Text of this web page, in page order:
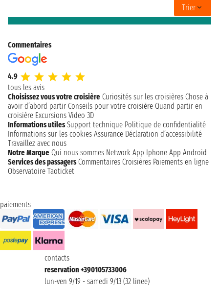
Trier
Commentaires
4.9
tous les avis
Choisissez vous votre croisière Curiosités sur les croisières Chose à
avoir d’abord partir Conseils pour votre croisière Quand partir en
croisière Excursions Video 3D
Informations utiles Support technique Politique de confidentialité
Informations sur les cookies Assurance Déclaration d’accessibilité
Travaillez avec nous
Notre Marque Qui nous sommes Network App Iphone App Android
Services des passagers Commentaires Croisières Paiements en ligne
Observatoire Taoticket
paiements
contacts
reservation +390105733006
lun-ven 9/19 - samedi 9/13 (32 linee)